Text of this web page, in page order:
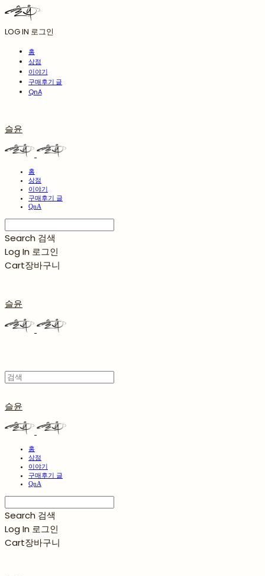
LOG IN 로그인
홈
상점
이야기
구매후기 글
QnA
슬윤
홈
상점
이야기
구매후기 글
QnA
Search 검색
Log In 로그인
Cart장바구니
슬윤
슬윤
홈
상점
이야기
구매후기 글
QnA
Search 검색
Log In 로그인
Cart장바구니